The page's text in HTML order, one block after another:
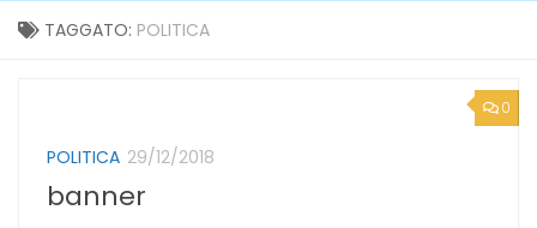
TAGGATO: POLITICA
0
POLITICA 29/12/2018
banner